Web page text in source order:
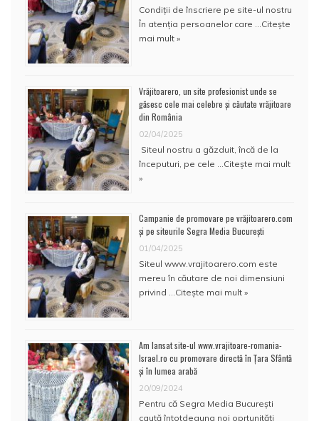
Condiţii de înscriere pe site-ul nostru
În atenţia persoanelor care …Citește
mai mult »
Vrăjitoarero, un site profesionist unde se
găsesc cele mai celebre și căutate vrăjitoare
din România
02/04/2025
Siteul nostru a găzduit, încă de la
începuturi, pe cele …Citește mai mult
»
Campanie de promovare pe vrăjitoarero.com
și pe siteurile Segra Media București
01/04/2025
Siteul www.vrajitoarero.com este
mereu în căutare de noi dimensiuni
privind …Citește mai mult »
Am lansat site-ul www.vrajitoare-romania-
Israel.ro cu promovare directă în Țara Sfântă
și în lumea arabă
20/09/2024
Pentru că Segra Media București
caută întotdeauna noi oprtunități